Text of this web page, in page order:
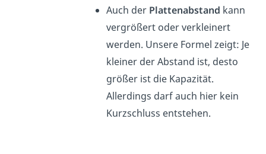
Auch der Plattenabstand kann
vergrößert oder verkleinert
werden. Unsere Formel zeigt: Je
kleiner der Abstand ist, desto
größer ist die Kapazität.
Allerdings darf auch hier kein
Kurzschluss entstehen.